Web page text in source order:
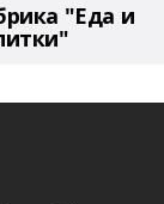
"Еда и